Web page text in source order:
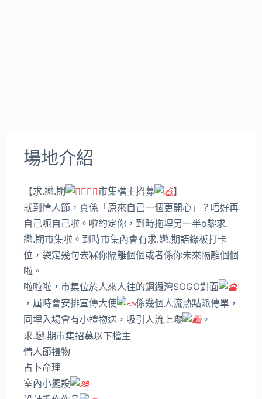
場地介紹
【求.戀.期 市集檔主招募
】
就到情人節，真係「原來自己一個更開心」？唔好再
自己呃自己啦。啦約定你，到時拖埋另一半o黎求.
戀.期市集啦。到時市集內會有求.戀.期語錄板打卡
位，袋定幾句去冧你隔離個個或者係你未來隔離個個
啦。
啦啦啦，市集位於人來人往的銅鑼灣SOGO對面
，屆時會安排宣傳大使
係幾個人流熱點派傳單，
同埋入場會有小禮物送，吸引人流上嚟
。
求.戀.期市集招募以下檔主
情人節禮物
占卜命理
室內小擺設